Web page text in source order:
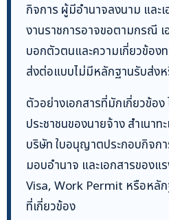
กิจการ ผู้มีอำนาจลงนาม และ
งานราชการอาจขอตามกรณี
บอกตัวตนและความเกี่ยวข้อง
ส่งต่อแบบไม่มีหลักฐานรับส่ง
ตัวอย่างเอกสารที่มักเกี่ยวข้อง
ประชาชนของนายจ้าง สำเนา
บริษัท ใบอนุญาตประกอบกิจกา
มอบอำนาจ และเอกสารของแ
Visa, Work Permit หรือหลัก
ที่เกี่ยวข้อง